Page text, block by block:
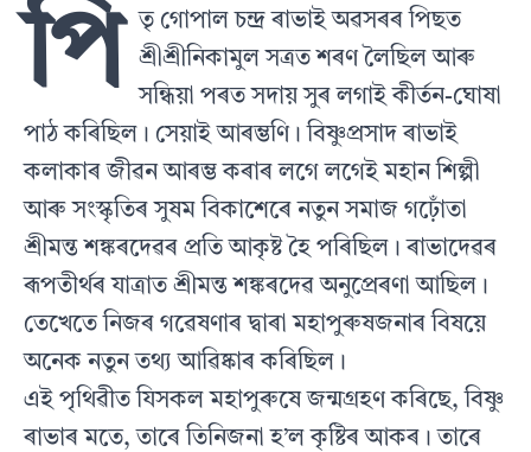
পি
তৃ গোপাল চন্দ্ৰ ৰাভাই অৱসৰৰ পিছত
শ্ৰীশ্ৰীনিকামুল সত্ৰত শৰণ লৈছিল আৰু
সন্ধিয়া পৰত সদায় সুৰ লগাই কীৰ্তন-ঘোষা
পাঠ কৰিছিল। সেয়াই আৰম্ভণি। বিষ্ণুপ্ৰসাদ ৰাভাই
কলাকাৰ জীৱন আৰম্ভ কৰাৰ লগে লগেই মহান শিল্পী
আৰু সংস্কৃতিৰ সুষম বিকাশেৰে নতুন সমাজ গঢ়োঁতা
শ্ৰীমন্ত শঙ্কৰদেৱৰ প্ৰতি আকৃষ্ট হৈ পৰিছিল। ৰাভাদেৱৰ
ৰূপতীৰ্থৰ যাত্ৰাত শ্ৰীমন্ত শঙ্কৰদেৱ অনুপ্ৰেৰণা আছিল।
তেখেতে নিজৰ গৱেষণাৰ দ্বাৰা মহাপুৰুষজনাৰ বিষয়ে
অনেক নতুন তথ্য আৱিষ্কাৰ কৰিছিল।
এই পৃথিৱীত যিসকল মহাপুৰুষে জন্মগ্ৰহণ কৰিছে, বিষ্ণু
ৰাভাৰ মতে, তাৰে তিনিজনা হ’ল কৃষ্টিৰ আকৰ। তাৰে